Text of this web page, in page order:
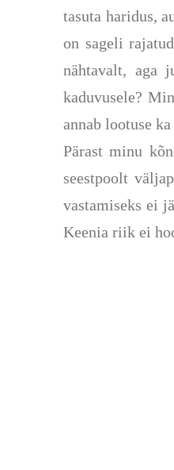
tasuta haridus,
on sageli
nähtavalt, aga
kaduvusele?
annab lootuse
Pärast minu
seestpoolt
vastamiseksei
Keenia riik ei